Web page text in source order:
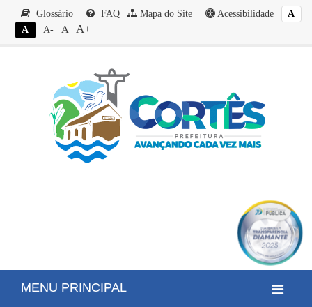
Glossário FAQ Mapa do Site Acessibilidade
A
A
A- A A+
MENU PRINCIPAL